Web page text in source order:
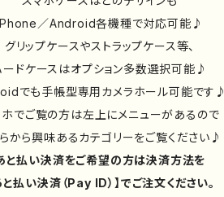
／Android各機種で対応可能♪
グリップケースやストラップケース等、
ードケースはオプション多数選択可能♪
でも手帳型専用カメラホール可能です♪
ホでご覧の方は左上にメニューがあるので
から興味あるカテゴリーをご覧ください♪
と払い決済をご希望の方は決済方法を
と払い決済（Pay ID）】でご注文ください。